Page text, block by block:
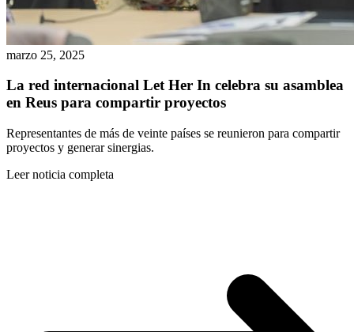
marzo 25, 2025
La red internacional Let Her In celebra su asamblea
en Reus para compartir proyectos
Representantes de más de veinte países se reunieron para compartir
proyectos y generar sinergias.
Leer noticia completa